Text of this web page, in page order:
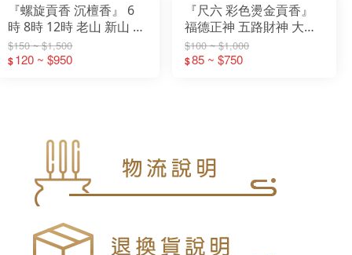
『螺旋貢香 沉檀香』 6
時 8時 12時 老山 新山 青
洲沉 沉檀 螺旋香 微煙 環
保 貢香 尺六 2尺
$150 ~ $1,500
$120 ~ $950
『尺六 彩色燙金貢香』
福德正神 五路財神 大悲
咒 土地公 發財香 立香 小
貢香 大支香
$100 ~ $1,000
$85 ~ $750